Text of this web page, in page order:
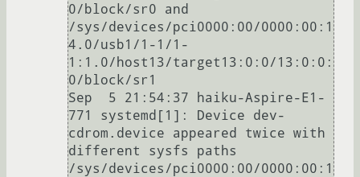
0/block/sr0 and
/sys/devices/pci0000:00/0000:00:1
4.0/usb1/1-1/1-
1:1.0/host13/target13:0:0/13:0:0:
0/block/sr1
Sep  5 21:54:37 haiku-Aspire-E1-
771 systemd[1]: Device dev-
cdrom.device appeared twice with
different sysfs paths
/sys/devices/pci0000:00/0000:00:1